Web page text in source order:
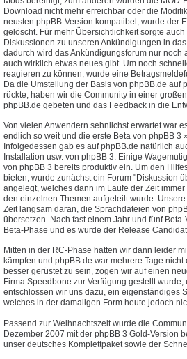
Download nicht mehr erreichbar oder die
neusten phpBB-Version kompatibel, wurde der
gelöscht. Für mehr Übersichtlichkeit sorgte
Diskussionen zu unseren Ankündigungen in
dadurch wird das Ankündigungsforum nur noch
auch wirklich etwas neues gibt. Um noch
reagieren zu können, wurde eine
Da die Umstellung der Basis von phpBB.de auf
rückte, haben wir die Community in einer
phpBB.de gebeten und das Feedback in die
Von vielen Anwendern sehnlichst erwartet war
endlich so weit und die erste Beta von phpBB 3
Infolgedessen gab es auf phpBB.de natürlich
Installation usw. von phpBB 3. Einige
von phpBB 3 bereits produktiv ein. Um den
bieten, wurde zunächst ein Forum "Diskussion
angelegt, welches dann im Laufe der Zeit
den einzelnen Themen aufgeteilt wurde.
Zeit langsam daran, die Sprachdateien von
übersetzen. Nach fast einem Jahr und fünf
Beta-Phase und es wurde der Release
Mitten in der RC-Phase hatten wir dann leider
kämpfen und phpBB.de war mehrere Tage
besser gerüstet zu sein, zogen wir auf einen
Firma Speedbone zur Verfügung gestellt wurde,
entschlossen wir uns dazu, ein eigenständiges
welches in der damaligen Form heute jedoch
Passend zur Weihnachtszeit wurde die
Dezember 2007 mit der phpBB 3 Gold-Version
unser deutsches Komplettpaket sowie der